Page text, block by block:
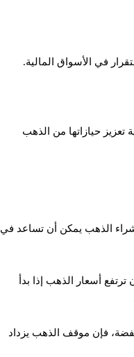
في الأسواق المالية.
تعزيز حيازاتها من الذهب
شراء الذهب يمكن أن تساعد في
أسعار الذهب إذا بدأ
فإن موقف الذهب يزداد